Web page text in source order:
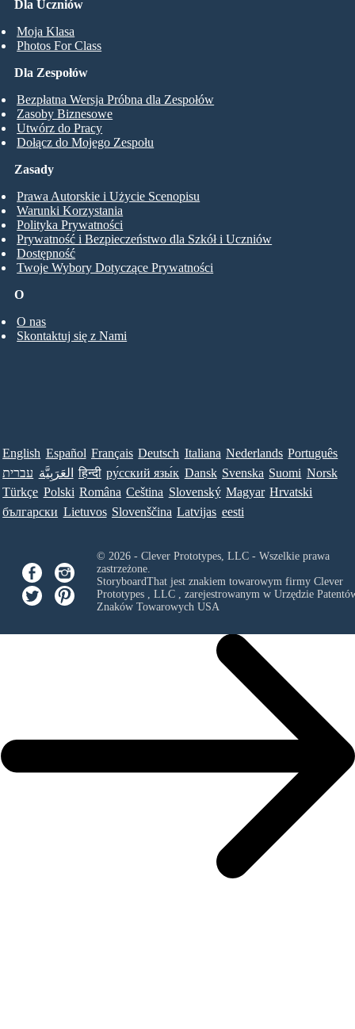
Dla Uczniów
Moja Klasa
Photos For Class
Dla Zespołów
Bezpłatna Wersja Próbna dla Zespołów
Zasoby Biznesowe
Utwórz do Pracy
Dołącz do Mojego Zespołu
O
O nas
Skontaktuj się z Nami
Zasady
Prawa Autorskie i Użycie Scenopisu
Warunki Korzystania
Polityka Prywatności
Prywatność i Bezpieczeństwo dla Szkół i Uczniów
Dostępność
Twoje Wybory Dotyczące Prywatności
English Español Français Deutsch Italiana Nederlands Português
עברית العَرَبِيَّة हिन्दी ру́сский язы́к Dansk Svenska Suomi Norsk
Türkçe Polski Româna Ceština Slovenský Magyar Hrvatski
български Lietuvos Slovenščina Latvijas eesti
© 2026 - Clever Prototypes, LLC - Wszelkie prawa
zastrzeżone.
StoryboardThat jest znakiem towarowym firmy Clever
Prototypes , LLC, zarejestrowanym w Urzędzie
Znaków Towarowych USA